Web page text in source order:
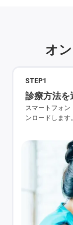
オ
STEP1
診療方法を
スマートフォ
ンロードします。